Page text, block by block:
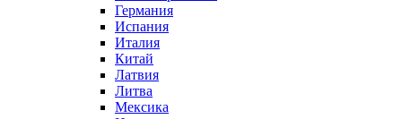
Германия
Испания
Италия
Китай
Латвия
Литва
Мексика